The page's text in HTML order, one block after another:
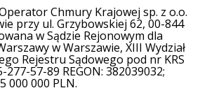
Chmury Krajowej sp. z o.o.
przy ul. Grzybowskiej 62, 00-844
w Sądzie Rejonowym dla
w Warszawie, XIII Wydział
Rejestru Sądowego pod nr KRS
277-57-89 REGON: 382039032;
000 000 PLN.